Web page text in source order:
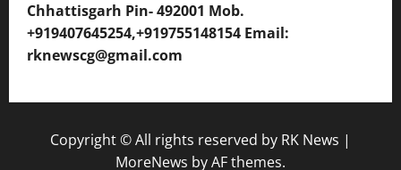
Chhattisgarh Pin- 492001 Mob.
+919407645254,+919755148154 Email:
rknewscg@gmail.com
Copyright © All rights reserved by RK News |
MoreNews by AF themes.